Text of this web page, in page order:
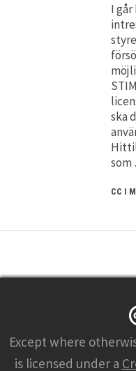
I
ska
CC I
Except where
is licensed under a